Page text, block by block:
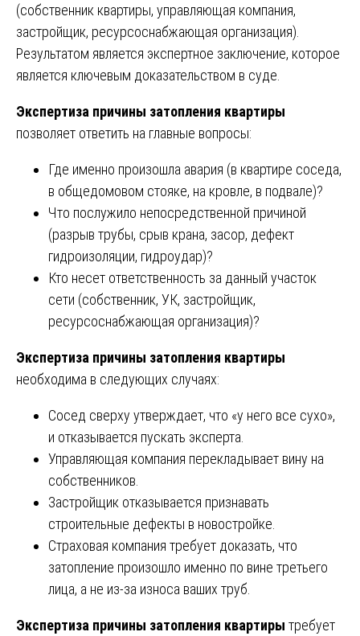
(собственник квартиры, управляющая компания,
застройщик, ресурсоснабжающая организация).
Результатом является экспертное заключение, которое
является ключевым доказательством в суде.
Экспертиза причины затопления квартиры
позволяет ответить на главные вопросы:
Где именно произошла авария (в квартире соседа,
в общедомовом стояке, на кровле, в подвале)?
Что послужило непосредственной причиной
(разрыв трубы, срыв крана, засор, дефект
гидроизоляции, гидроудар)?
Кто несет ответственность за данный участок
сети (собственник, УК, застройщик,
ресурсоснабжающая организация)?
Экспертиза причины затопления квартиры
необходима в следующих случаях:
Сосед сверху утверждает, что «у него все сухо»,
и отказывается пускать эксперта.
Управляющая компания перекладывает вину на
собственников.
Застройщик отказывается признавать
строительные дефекты в новостройке.
Страховая компания требует доказать, что
затопление произошло именно по вине третьего
лица, а не из-за износа ваших труб.
Экспертиза причины затопления квартиры требует